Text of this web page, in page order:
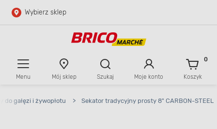
Przejdź do głównej zawartości
Wybierz sklep
Menu Mój sklep Szukaj Moje konto Koszyk
0
do gałęzi i żywopłotu > Sekator tradycyjny prosty 8" CARBON-STEEL